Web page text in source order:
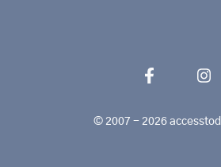
© 2007 - 2026